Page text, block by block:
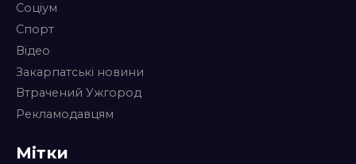
Соціум
Спорт
Відео
Закарпатські новини
Втрачений Ужгород
Рекламодавцям
Мітки